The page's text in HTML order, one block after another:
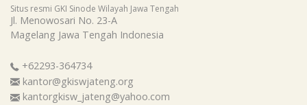
Situs resmi GKI Sinode Wilayah Jawa Tengah
Jl. Menowosari No. 23-A
Magelang Jawa Tengah Indonesia
+62293-364734
kantor@gkiswjateng.org
kantorgkisw_jateng@yahoo.com